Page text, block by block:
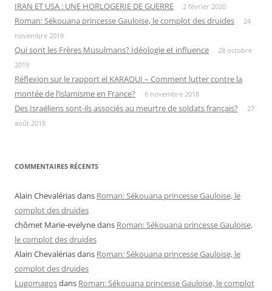
IRAN ET USA : UNE HORLOGERIE DE GUERRE 2 février 2020
Roman: Sékouana princesse Gauloise, le complot des druides
24
novembre 2019
Qui sont les Frères Musulmans? Idéologie et influence
28 octobre
2019
Réflexion sur le rapport el KARAOUI – Comment lutter contre la
montée de l’islamisme en France?
6 novembre 2018
Des Israéliens sont-ils associés au meurtre de soldats français?
27
août 2018
COMMENTAIRES RÉCENTS
Alain Chevalériasdans Roman: Sékouana princesse Gauloise, le
complot des druides
chômet Marie-evelynedans Roman: Sékouana princesse Gauloise,
le complot des druides
Alain Chevalériasdans Roman: Sékouana princesse Gauloise, le
complot des druides
Lugomagosdans Roman: Sékouana princesse Gauloise, le complot